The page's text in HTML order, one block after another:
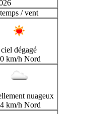
temps / vent
ciel dégagé
km/h Nord
nuageux
km/h Nord